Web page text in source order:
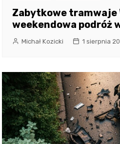
Zabytkowe tramwaje
weekendowa podróż
Michał Kozicki 1 sierpnia